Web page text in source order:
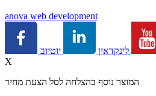
anova web development
לינקדאין
X
המוצר נוסף בהצלחה לסל הצעת מחיר